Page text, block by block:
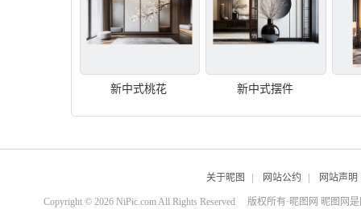
新中式桃花 新中式摆件
关于昵图 | 网站公约 | 网站声明
Copyright © 2026 NiPic.com All Rights Reserved 版权所有·昵图网 昵图网